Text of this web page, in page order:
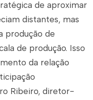
de aproximar
distantes, mas
produção de
de produção. Isso
da relação
Ribeiro, diretor-